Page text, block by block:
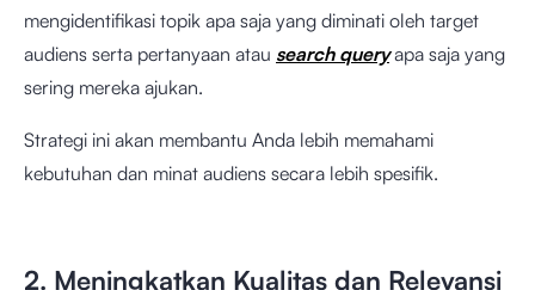
mengidentifikasi topik apa saja yang diminati oleh target
audiens serta pertanyaan atau search query apa saja yang
sering mereka ajukan.
Strategi ini akan membantu Anda lebih memahami
kebutuhan dan minat audiens secara lebih spesifik.
2. Meningkatkan Kualitas dan Relevansi